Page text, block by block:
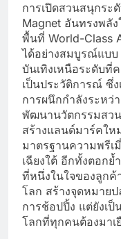
การเปิดสวนสนุกระ
Magnet อันทรงพลั
พื้นที่ World-Class
ได้อย่างสมบูรณ์แบ
บันเทิงเหนือระดับที่
เป็นประวัติการณ์ ซึ่
การผนึกกำลังระหว่
พัฒนานวัตกรรมสว
สร้างแลนด์มาร์คใ
มาตรฐานความพรีเ
เฉียงใต้ อีกทั้งตอก
ที่หนึ่งในใจของลูกค้
โลก สร้างจุดหมายป
การช้อปปิ้ง แต่ยังเ
โลกที่ทุกคนต้องมาเ